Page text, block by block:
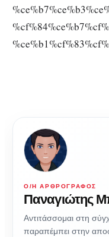
Ο/Η ΑΡΘΡΟΓΡΆΦΟΣ
Παναγιώτης
Αντιτάσσομαι στη
παραπέμπει στην